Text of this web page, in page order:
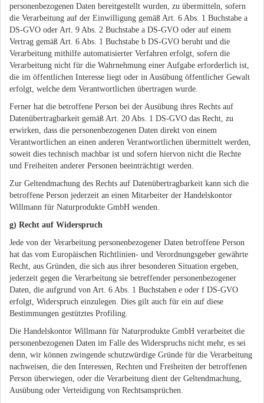
personenbezogenen Daten bereitgestellt wurden, zu übermitteln, sofern
die Verarbeitung auf der Einwilligung gemäß Art. 6 Abs. 1 Buchstabe a
DS-GVO oder Art. 9 Abs. 2 Buchstabe a DS-GVO oder auf einem
Vertrag gemäß Art. 6 Abs. 1 Buchstabe b DS-GVO beruht und die
Verarbeitung mithilfe automatisierter Verfahren erfolgt, sofern die
Verarbeitung nicht für die Wahrnehmung einer Aufgabe erforderlich ist,
die im öffentlichen Interesse liegt oder in Ausübung öffentlicher Gewalt
erfolgt, welche dem Verantwortlichen übertragen wurde.
Ferner hat die betroffene Person bei der Ausübung ihres Rechts auf
Datenübertragbarkeit gemäß Art. 20 Abs. 1 DS-GVO das Recht, zu
erwirken, dass die personenbezogenen Daten direkt von einem
Verantwortlichen an einen anderen Verantwortlichen übermittelt werden,
soweit dies technisch machbar ist und sofern hiervon nicht die Rechte
und Freiheiten anderer Personen beeinträchtigt werden.
Zur Geltendmachung des Rechts auf Datenübertragbarkeit kann sich die
betroffene Person jederzeit an einen Mitarbeiter der Handelskontor
Willmann für Naturprodukte GmbH wenden.
g) Recht auf Widerspruch
Jede von der Verarbeitung personenbezogener Daten betroffene Person
hat das vom Europäischen Richtlinien- und Verordnungsgeber gewährte
Recht, aus Gründen, die sich aus ihrer besonderen Situation ergeben,
jederzeit gegen die Verarbeitung sie betreffender personenbezogener
Daten, die aufgrund von Art. 6 Abs. 1 Buchstaben e oder f DS-GVO
erfolgt, Widerspruch einzulegen. Dies gilt auch für ein auf diese
Bestimmungen gestütztes Profiling.
Die Handelskontor Willmann für Naturprodukte GmbH verarbeitet die
personenbezogenen Daten im Falle des Widerspruchs nicht mehr, es sei
denn, wir können zwingende schutzwürdige Gründe für die Verarbeitung
nachweisen, die den Interessen, Rechten und Freiheiten der betroffenen
Person überwiegen, oder die Verarbeitung dient der Geltendmachung,
Ausübung oder Verteidigung von Rechtsansprüchen.